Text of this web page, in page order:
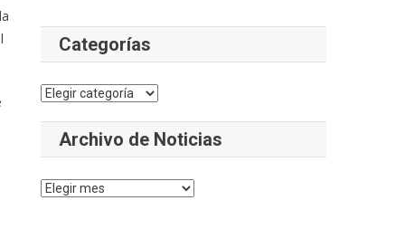
Categorías
Categorías
Archivo de Noticias
Archivo